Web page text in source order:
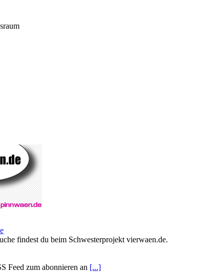
findest du beim Schwesterprojekt vierwaen.de.
Feed zum abonnieren an [...]